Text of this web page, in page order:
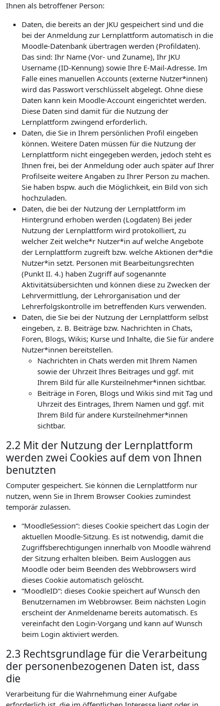
Ihnen als betroffener Person:
Daten, die bereits an der JKU gespeichert sind und die
bei der Anmeldung zur Lernplattform automatisch in die
Moodle-Datenbank übertragen werden (Profildaten).
Das sind: Ihr Name (Vor- und Zuname), Ihr JKU
Username (ID-Kennung) sowie Ihre E-Mail-Adresse. Im
Falle eines manuellen Accounts (externe Nutzer*innen)
wird das Passwort verschlüsselt abgelegt. Ohne diese
Daten kann kein Moodle-Account eingerichtet werden.
Diese Daten sind damit für die Nutzung der
Lernplattform zwingend erforderlich.
Daten, die Sie in Ihrem persönlichen Profil eingeben
können. Weitere Daten müssen für die Nutzung der
Lernplattform nicht eingegeben werden, jedoch steht es
Ihnen frei, bei der Anmeldung oder auch später auf Ihrer
Profilseite weitere Angaben zu Ihrer Person zu machen.
Sie haben bspw. auch die Möglichkeit, ein Bild von sich
hochzuladen.
Daten, die bei der Nutzung der Lernplattform im
Hintergrund erhoben werden (Logdaten) Bei jeder
Nutzung der Lernplattform wird protokolliert, zu
welcher Zeit welche*r Nutzer*in auf welche Angebote
der Lernplattform zugreift bzw. welche Aktionen der*die
Nutzer*in setzt. Personen mit Bearbeitungsrechten
(Punkt II. 4.) haben Zugriff auf sogenannte
Aktivitätsübersichten und können diese zu Zwecken der
Lehrvermittlung, der Lehrorganisation und der
Lehrerfolgskontrolle im betreffenden Kurs verwenden.
Daten, die Sie bei der Nutzung der Lernplattform selbst
eingeben, z. B. Beiträge bzw. Nachrichten in Chats,
Foren, Blogs, Wikis; Kurse und Inhalte, die Sie für andere
Nutzer*innen bereitstellen.
Nachrichten in Chats werden mit Ihrem Namen
sowie der Uhrzeit Ihres Beitrages und ggf. mit
Ihrem Bild für alle Kursteilnehmer*innen sichtbar.
Beiträge in Foren, Blogs und Wikis sind mit Tag und
Uhrzeit des Eintrages, Ihrem Namen und ggf. mit
Ihrem Bild für andere Kursteilnehmer*innen
sichtbar.
2.2 Mit der Nutzung der Lernplattform
werden zwei Cookies auf dem von Ihnen
benutzten
Computer gespeichert. Sie können die Lernplattform nur
nutzen, wenn Sie in Ihrem Browser Cookies zumindest
temporär zulassen.
“MoodleSession“: dieses Cookie speichert das Login der
aktuellen Moodle-Sitzung. Es ist notwendig, damit die
Zugriffsberechtigungen innerhalb von Moodle während
der Sitzung erhalten bleiben. Beim Ausloggen aus
Moodle oder beim Beenden des Webbrowsers wird
dieses Cookie automatisch gelöscht.
“MoodleID“: dieses Cookie speichert auf Wunsch den
Benutzernamen im Webbrowser. Beim nächsten Login
erscheint der Anmeldename bereits automatisch. Es
vereinfacht den Login-Vorgang und kann auf Wunsch
beim Login aktiviert werden.
2.3 Rechtsgrundlage für die Verarbeitung
der personenbezogenen Daten ist, dass
die
Verarbeitung für die Wahrnehmung einer Aufgabe